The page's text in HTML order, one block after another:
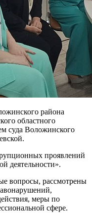
района
областного
суда Воложинского
проявлений
деятельности».
вопросы, рассмотрены
меры по
сфере.